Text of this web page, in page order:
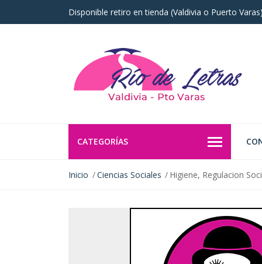
Disponible retiro en tienda (Valdivia o Puerto
CATEGORÍAS
Inicio Ciencias Sociales Higiene, Regulacion